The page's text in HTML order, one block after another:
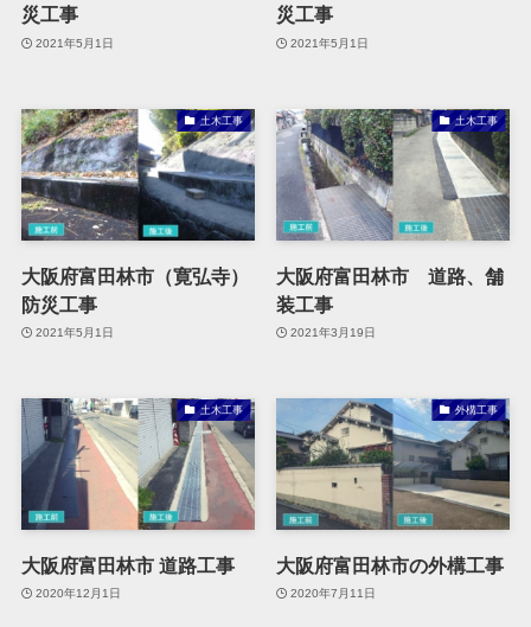
災工事
2021年5月1日
災工事
2021年5月1日
土木工事
大阪府富田林市（寛弘寺）
防災工事
2021年5月1日
土木工事
大阪府富田林市 道路、舗
装工事
2021年3月19日
土木工事
大阪府富田林市 道路工事
2020年12月1日
外構工事
大阪府富田林市の外構工事
2020年7月11日